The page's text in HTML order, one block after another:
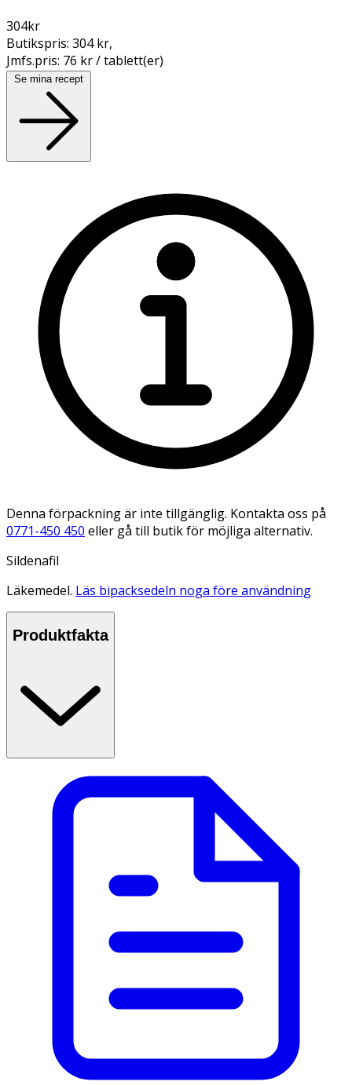
304kr
Butikspris: 304 kr,
Jmfs.pris: 76 kr / tablett(er)
Se mina recept
Denna förpackning är inte tillgänglig. Kontakta oss på
0771-450 450 eller gå till butik för möjliga alternativ.
Sildenafil
Läkemedel. Läs bipacksedeln noga före användning
Produktfakta